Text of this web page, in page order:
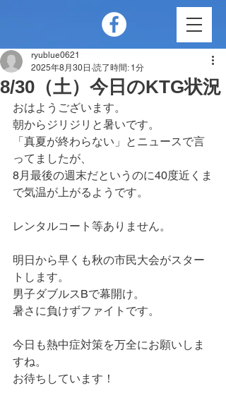
8/30（土）今日のKTG状況
ryublue0621
2025年8月30日 読了時間: 1分
おはようございます。
朝からジリジリと暑いです。
「真夏が終わらない」とニュースで言
ってましたが、
8月最後の週末だというのに40度近くま
で気温が上がるようです。
レンタルコート等ありません。
明日から早くも秋の市民大会がスター
トします。
男子ダブルスBで幕開け。
暑さに負けずファイトです。
今日も熱中症対策を万全にお願いしま
すね。
お待ちしています！